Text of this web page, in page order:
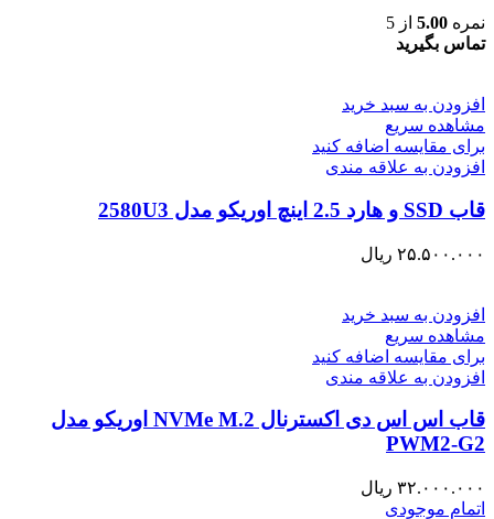
نمره 5.00 از 5
تماس بگیرید
افزودن به سبد خرید
مشاهده سریع
برای مقایسه اضافه کنید
افزودن به علاقه مندی
قاب SSD و هارد 2.5 اینچ اوریکو مدل 2580U3
۲۵.۵۰۰.۰۰۰ ریال
افزودن به سبد خرید
مشاهده سریع
برای مقایسه اضافه کنید
افزودن به علاقه مندی
قاب اس اس دی اکسترنال NVMe M.2 اوریکو مدل
PWM2-G2
۳۲.۰۰۰.۰۰۰ ریال
اتمام موجودی